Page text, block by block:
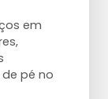
em
pé no